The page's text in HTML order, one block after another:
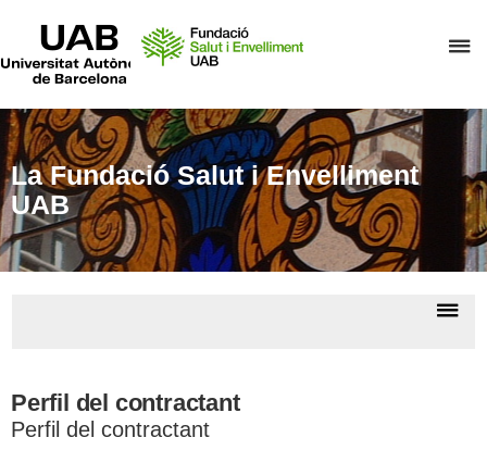
el
La Fundació Salut i Envelliment
UAB
Perfil del contractant
Perfil del contractant